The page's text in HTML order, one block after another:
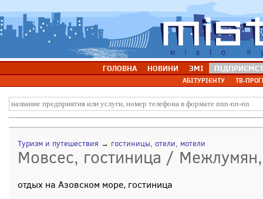
ГОЛОВНА НОВИНИ ЗМІ
АБІТУРІЄНТУ ТВ-
Туризм и путешествия → гостиницы, отели, мотели
Мовсес, гостиница /
отдых на Азовском море, гостиница